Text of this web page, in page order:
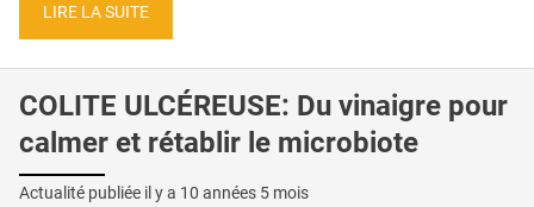
LIRE LA SUITE
COLITE ULCÉREUSE: Du vinaigre pour
calmer et rétablir le microbiote
Actualité publiée il y a 10 années 5 mois